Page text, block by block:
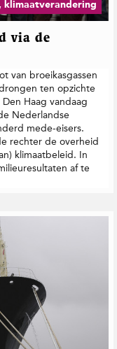
klimaatverandering
via de
van broeikasgassen
ten opzichte
Haag vandaag
Nederlandse
mede-eisers.
rechter de overheid
klimaatbeleid. In
af te